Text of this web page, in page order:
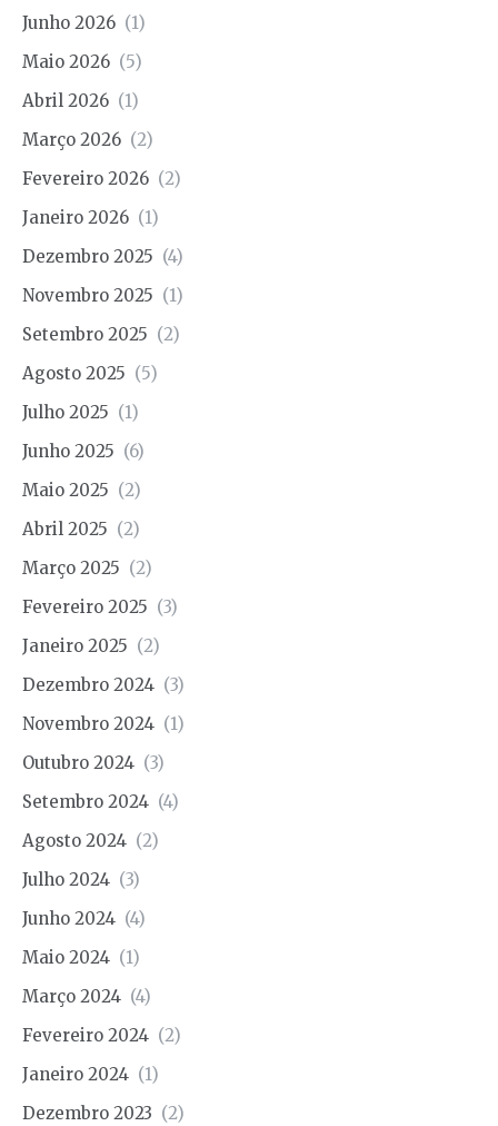
Junho 2026 (1)
Maio 2026 (5)
Abril 2026 (1)
Março 2026 (2)
Fevereiro 2026 (2)
Janeiro 2026 (1)
Dezembro 2025 (4)
Novembro 2025 (1)
Setembro 2025 (2)
Agosto 2025 (5)
Julho 2025 (1)
Junho 2025 (6)
Maio 2025 (2)
Abril 2025 (2)
Março 2025 (2)
Fevereiro 2025 (3)
Janeiro 2025 (2)
Dezembro 2024 (3)
Novembro 2024 (1)
Outubro 2024 (3)
Setembro 2024 (4)
Agosto 2024 (2)
Julho 2024 (3)
Junho 2024 (4)
Maio 2024 (1)
Março 2024 (4)
Fevereiro 2024 (2)
Janeiro 2024 (1)
Dezembro 2023 (2)